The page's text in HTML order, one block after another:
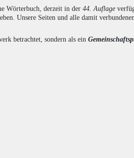
Wörterbuch, derzeit in der 44. Auflage
Unsere Seiten und alle damit
betrachtet, sondern als ein